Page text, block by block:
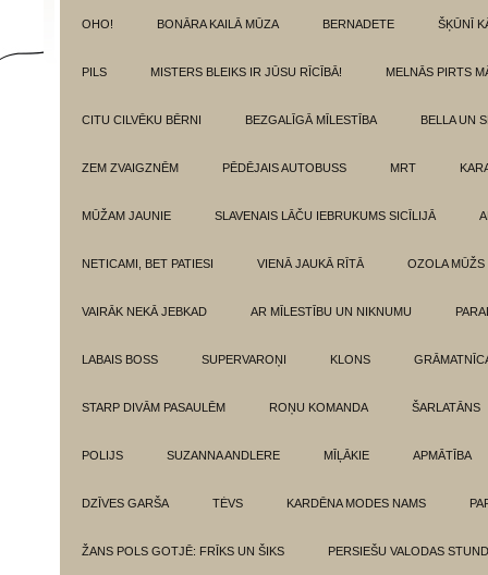
OHO! BONĀRA KAILĀ MŪZA BERNADETE ŠĶŪNĪ
PILS MISTERS BLEIKS IR JŪSU RĪCĪBĀ! MELNĀS PIRTS
CITU CILVĒKU BĒRNI BEZGALĪGĀ MĪLESTĪBA BELLA UN
ZEM ZVAIGZNĒM PĒDĒJAIS AUTOBUSS MRT
MŪŽAM JAUNIE SLAVENAIS LĀČU IEBRUKUMS SICĪLIJĀ
NETICAMI, BET PATIESI VIENĀ JAUKĀ RĪTĀ OZOLA MŪŽS
VAIRĀK NEKĀ JEBKAD AR MĪLESTĪBU UN NIKNUMU
LABAIS BOSS SUPERVAROŅI KLONS
STARP DIVĀM PASAULĒM ROŅU KOMANDA ŠARLATĀNS
POLIJS SUZANNA ANDLERE MĪĻĀKIE APMĀTĪBA
DZĪVES GARŠA TĖVS KARDĒNA MODES NAMS
ŽANS POLS GOTJĒ: FRĪKS UN ŠIKS PERSIEŠU VALODAS